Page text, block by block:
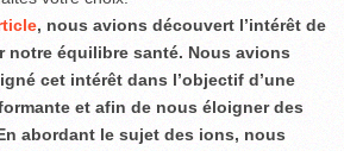
, nous avions découvert l’intérêt de
notre équilibre santé. Nous avions
cet intérêt dans l’objectif d’une
et afin de nous éloigner des
abordant le sujet des ions, nous